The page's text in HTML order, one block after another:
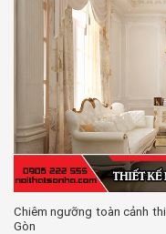
Chiêm ngưỡng toàn cảnh
Gòn